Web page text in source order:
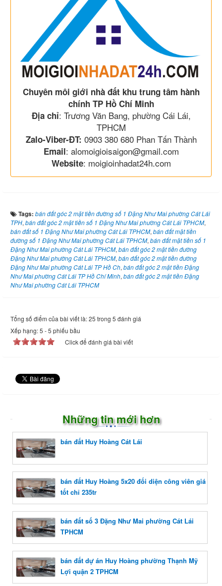
Chuyên môi giới nhà đất khu trung tâm hành
chính TP Hồ Chí Minh
Địa chỉ: Trương Văn Bang, phường Cái Lái,
TPHCM
Zalo-Viber-ĐT: 0903 380 680 Phan Tấn Thành
Email: alomoigioisaigon@gmail.com
Website: moigioinhadat24h.com
Tags: bán đất góc 2 mặt tiền đường số 1 Đặng Như Mai phường Cát Lái
TPH, bán đất góc 2 mặt tiền số 1 Đặng Như Mai phường Cát Lái TPHCM,
bán đất số 1 Đặng Như Mai phường Cát Lái TPHCM, bán đất mặt tiền
đường số 1 Đặng Như Mai phường Cát Lái TPHCM, bán đất mặt tiền số 1
Đặng Như Mai phường Cát Lái TPHCM, bán đất góc 2 mặt tiền đường
Đặng Như Mai phường Cát Lái TPHCM, bán đất góc 2 mặt tiền đường
Đặng Như Mai phường Cát Lái TP Hồ Ch, bán đất góc 2 mặt tiền Đặng
Như Mai phường Cát Lái TP Hồ Chí Minh, bán đất góc 2 mặt tiền Đặng
Như Mai phường Cát Lái TPHCM
Tổng số điểm của bài viết là: 25 trong 5 đánh giá
Xếp hạng:5 -5 phiếu bầu
Click để đánh giá bài viết
Những tin mới hơn
bán đất Huy Hoàng Cát Lái
bán đất Huy Hoàng 5x20 đối diện công viên giá
tốt chỉ 235tr
bán đất số 3 Đặng Như Mai phường Cát Lái
TPHCM
bán đất dự án Huy Hoàng phường Thạnh Mỹ
Lợi quận 2 TPHCM